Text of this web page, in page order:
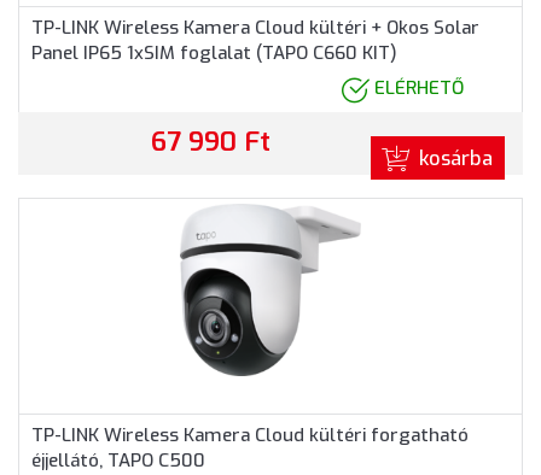
TP-LINK Wireless Kamera Cloud kültéri + Okos Solar
Panel IP65 1xSIM foglalat (TAPO C660 KIT)
ELÉRHETŐ
67 990 Ft kosárba
TP-LINK Wireless Kamera Cloud kültéri forgatható
éjjellátó, TAPO C500